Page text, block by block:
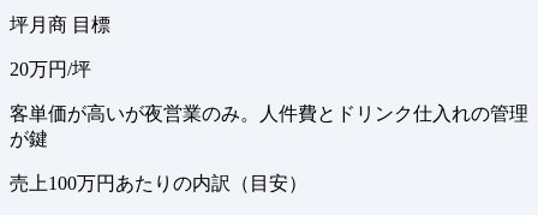
坪月商 目標
20万円/坪
客単価が高いが夜営業のみ。人件費とドリンク仕入れの管理
が鍵
売上100万円あたりの内訳（目安）